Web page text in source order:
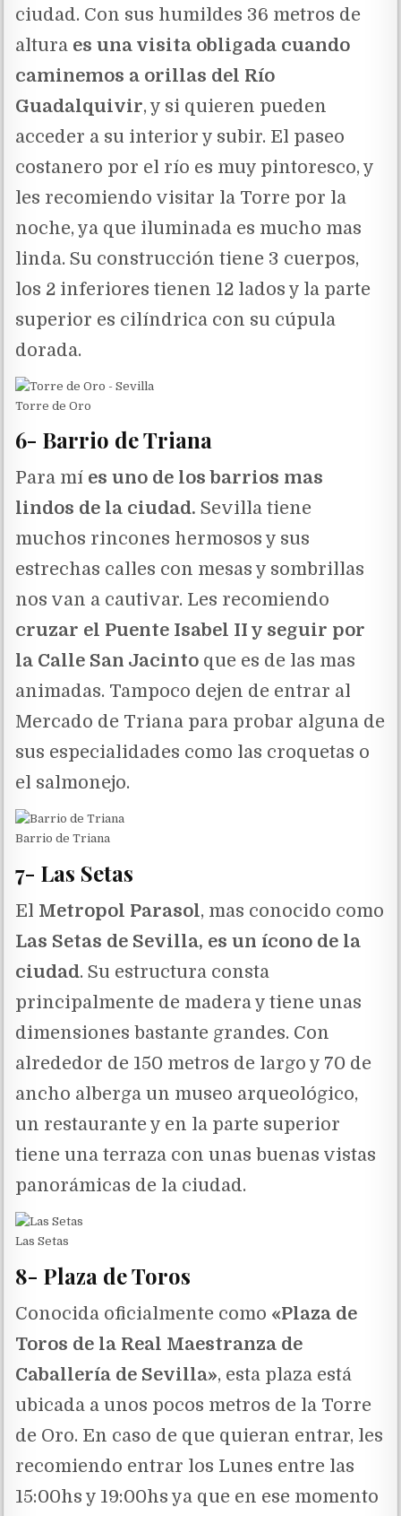
ciudad. Con sus humildes 36 metros de
altura es una visita obligada cuando
caminemos a orillas del Río
Guadalquivir, y si quieren pueden
acceder a su interior y subir. El paseo
costanero por el río es muy pintoresco, y
les recomiendo visitar la Torre por la
noche, ya que iluminada es mucho mas
linda. Su construcción tiene 3 cuerpos,
los 2 inferiores tienen 12 lados y la parte
superior es cilíndrica con su cúpula
dorada.
Torre de Oro
6- Barrio de Triana
Para mí es uno de los barrios mas
lindos de la ciudad. Sevilla tiene
muchos rincones hermosos y sus
estrechas calles con mesas y sombrillas
nos van a cautivar. Les recomiendo
cruzar el Puente Isabel II y seguir por
la Calle San Jacinto que es de las mas
animadas. Tampoco dejen de entrar al
Mercado de Triana para probar alguna de
sus especialidades como las croquetas o
el salmonejo.
Barrio de Triana
7- Las Setas
El Metropol Parasol, mas conocido como
Las Setas de Sevilla, es un ícono de la
ciudad. Su estructura consta
principalmente de madera y tiene unas
dimensiones bastante grandes. Con
alrededor de 150 metros de largo y 70 de
ancho alberga un museo arqueológico,
un restaurante y en la parte superior
tiene una terraza con unas buenas vistas
panorámicas de la ciudad.
Las Setas
8- Plaza de Toros
Conocida oficialmente como «Plaza de
Toros de la Real Maestranza de
Caballería de Sevilla», esta plaza está
ubicada a unos pocos metros de la Torre
de Oro. En caso de que quieran entrar, les
recomiendo entrar los Lunes entre las
15:00hs y 19:00hs ya que en ese momento